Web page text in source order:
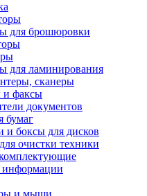
для брошюровки
для ламинирования
сканеры
и факсы
документов
бумаг
и боксы для дисков
очистки техники
информации
и мыши